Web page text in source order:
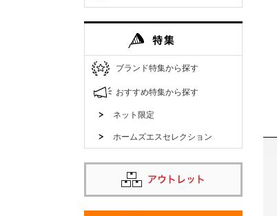
ブランド特集から探す
おすすめ特集から探す
ネット限定
ホームズエスセレクション